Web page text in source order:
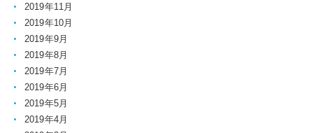
2019年11月
2019年10月
2019年9月
2019年8月
2019年7月
2019年6月
2019年5月
2019年4月